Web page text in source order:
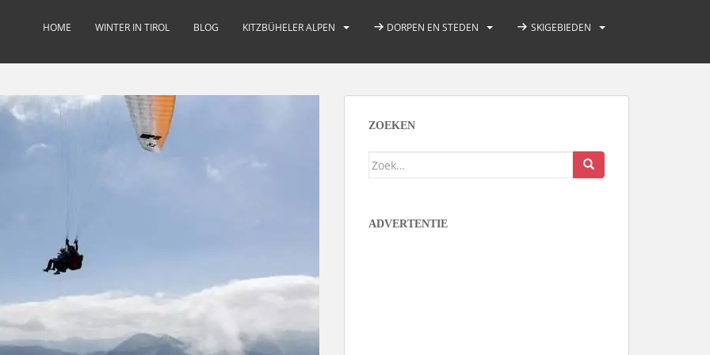
HOME WINTER IN TIROL BLOG KITZBÜHELER ALPEN DORPEN EN STEDEN SKIGEBIEDEN
ZOEKEN
Zoek
ADVERTENTIE